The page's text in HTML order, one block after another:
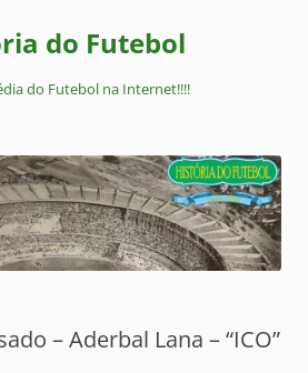
do Futebol
do Futebol na Internet!!!!
– Aderbal Lana – “ICO”